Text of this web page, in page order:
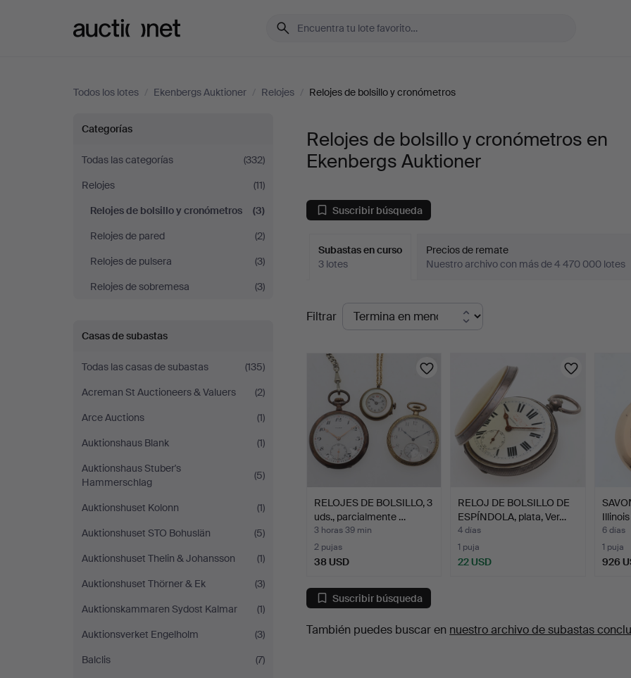
Todos los lotes / Ekenbergs Auktioner / Relojes / Relojes de bolsillo y cronómetros
Relojes
de
bolsillo
cronómetros
en
Ekenbergs
Auktioner
Categorías
Todas las categorías
(332)
Relojes
(11)
Relojes de bolsillo y cronómetros
(3)
Relojes de pared
(2)
Relojes de pulsera
(3)
Relojes de sobremesa
(3)
Casas de subastas
Todas las casas de subastas
(135)
Acreman St Auctioneers & Valuers
(2)
Arce Auctions
(1)
Auktionshaus Blank
(1)
Auktionshaus Stuber's
Hammerschlag
(5)
Auktionshuset Kolonn
(1)
Auktionshuset STO Bohuslän
(5)
Auktionshuset Thelin & Johansson
(1)
Auktionshuset Thörner & Ek
(3)
Auktionskammaren Sydost Kalmar
(1)
Auktionsverket Engelholm
(3)
Balclis
(7)
Relojes de bolsillo y cronómetros en
Ekenbergs Auktioner
Suscribir búsqueda
Subastas en curso
3 lotes
Precios de remate
Nuestro archivo con más de 4 470 000 lotes
Subastas
en
curso
Filtrar
RELOJES DE BOLSILLO, 3
uds., parcialmente …
3 horas 39 min
2 pujas
38 USD
RELOJ DE BOLSILLO DE
ESPÍNDOLA, plata, Ver…
4 días
1 puja
22 USD
6 días
1 puja
926
Suscribir búsqueda
También puedes buscar en nuestro archivo de subastas